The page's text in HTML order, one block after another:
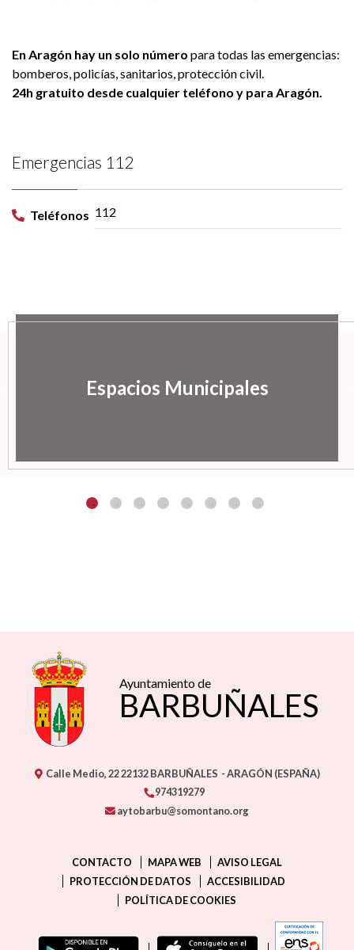
En Aragón hay un solo número para todas las emergencias:
bomberos, policías, sanitarios, protección civil.
24h gratuito desde cualquier teléfono y para Aragón.
Emergencias 112
Teléfonos 112
Espacios Municipales
Ayuntamiento de
BARBUÑALES
Calle Medio, 2222132 BARBUÑALES - ARAGÓN (ESPAÑA)
974319279
aytobarbu@somontano.org
CONTACTO MAPA WEB
AVISO LEGAL
PROTECCIÓN DE DATOS
ACCESIBILIDAD
POLÍTICA DE COOKIES